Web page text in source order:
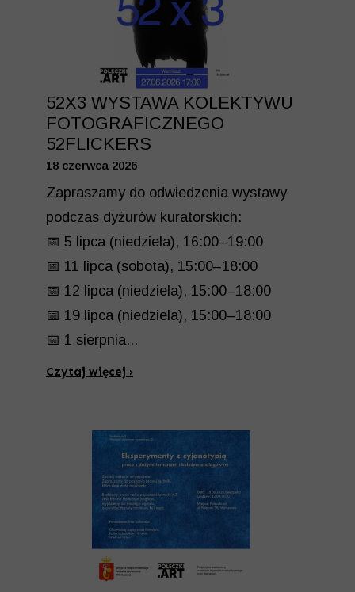
52X3 WYSTAWA KOLEKTYWU
FOTOGRAFICZNEGO
52FLICKERS
18 czerwca 2026
Zapraszamy do odwiedzenia wystawy
podczas dyżurów kuratorskich:
📅 5 lipca (niedziela), 16:00–19:00
📅 11 lipca (sobota), 15:00–18:00
📅 12 lipca (niedziela), 15:00–18:00
📅 19 lipca (niedziela), 15:00–18:00
📅 1 sierpnia...
Czytaj więcej ›